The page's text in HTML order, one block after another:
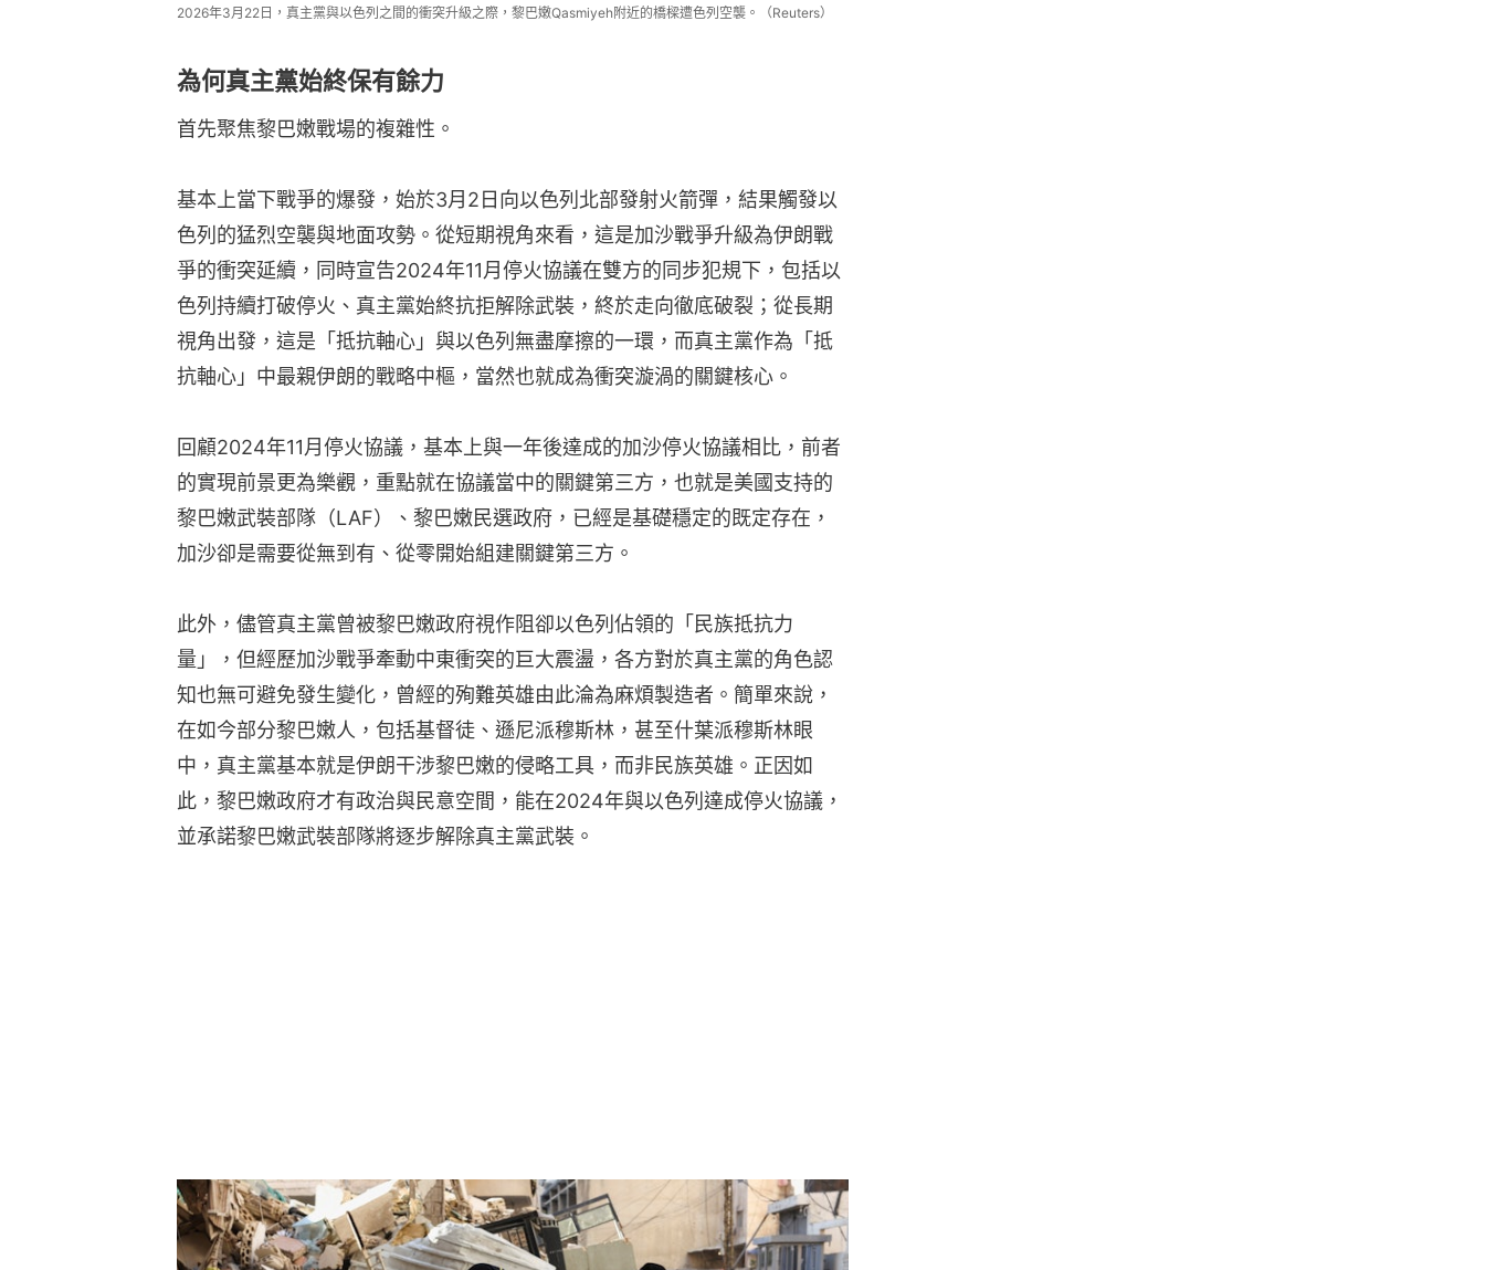
2026年3月22日，真主黨與以色列之間的衝突升級之際，黎巴嫩Qasmiyeh附近的橋樑遭色列空襲。（Reuters）
為何真主黨始終保有餘力
首先聚焦黎巴嫩戰場的複雜性。
基本上當下戰爭的爆發，始於3月2日向以色列北部發射火箭彈，結果觸發以
色列的猛烈空襲與地面攻勢。從短期視角來看，這是加沙戰爭升級為伊朗戰
爭的衝突延續，同時宣告2024年11月停火協議在雙方的同步犯規下，包括以
色列持續打破停火、真主黨始終抗拒解除武裝，終於走向徹底破裂；從長期
視角出發，這是「抵抗軸心」與以色列無盡摩擦的一環，而真主黨作為「抵
抗軸心」中最親伊朗的戰略中樞，當然也就成為衝突漩渦的關鍵核心。
回顧2024年11月停火協議，基本上與一年後達成的加沙停火協議相比，前者
的實現前景更為樂觀，重點就在協議當中的關鍵第三方，也就是美國支持的
黎巴嫩武裝部隊（LAF）、黎巴嫩民選政府，已經是基礎穩定的既定存在，
加沙卻是需要從無到有、從零開始組建關鍵第三方。
此外，儘管真主黨曾被黎巴嫩政府視作阻卻以色列佔領的「民族抵抗力
量」，但經歷加沙戰爭牽動中東衝突的巨大震盪，各方對於真主黨的角色認
知也無可避免發生變化，曾經的殉難英雄由此淪為麻煩製造者。簡單來說，
在如今部分黎巴嫩人，包括基督徒、遜尼派穆斯林，甚至什葉派穆斯林眼
中，真主黨基本就是伊朗干涉黎巴嫩的侵略工具，而非民族英雄。正因如
此，黎巴嫩政府才有政治與民意空間，能在2024年與以色列達成停火協議，
並承諾黎巴嫩武裝部隊將逐步解除真主黨武裝。